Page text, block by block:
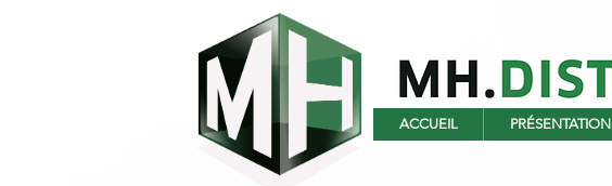
ACCUEIL PRÉSENTATION